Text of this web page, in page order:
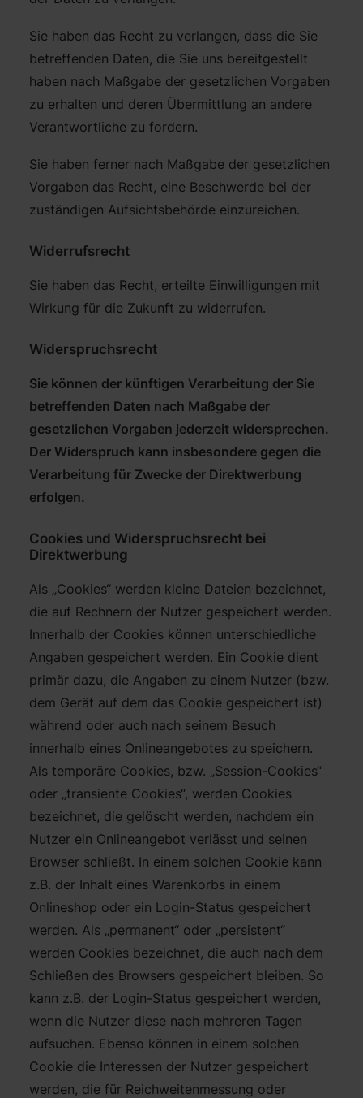
Sie haben das Recht zu verlangen, dass die Sie
betreffenden Daten, die Sie uns bereitgestellt
haben nach Maßgabe der gesetzlichen Vorgaben
zu erhalten und deren Übermittlung an andere
Verantwortliche zu fordern.
Sie haben ferner nach Maßgabe der gesetzlichen
Vorgaben das Recht, eine Beschwerde bei der
zuständigen Aufsichtsbehörde einzureichen.
Widerrufsrecht
Sie haben das Recht, erteilte Einwilligungen mit
Wirkung für die Zukunft zu widerrufen.
Widerspruchsrecht
Sie können der künftigen Verarbeitung der Sie
betreffenden Daten nach Maßgabe der
gesetzlichen Vorgaben jederzeit widersprechen.
Der Widerspruch kann insbesondere gegen die
Verarbeitung für Zwecke der Direktwerbung
erfolgen.
Cookies und Widerspruchsrecht bei
Direktwerbung
Als „Cookies“ werden kleine Dateien bezeichnet,
die auf Rechnern der Nutzer gespeichert werden.
Innerhalb der Cookies können unterschiedliche
Angaben gespeichert werden. Ein Cookie dient
primär dazu, die Angaben zu einem Nutzer (bzw.
dem Gerät auf dem das Cookie gespeichert ist)
während oder auch nach seinem Besuch
innerhalb eines Onlineangebotes zu speichern.
Als temporäre Cookies, bzw. „Session-Cookies“
oder „transiente Cookies“, werden Cookies
bezeichnet, die gelöscht werden, nachdem ein
Nutzer ein Onlineangebot verlässt und seinen
Browser schließt. In einem solchen Cookie kann
z.B. der Inhalt eines Warenkorbs in einem
Onlineshop oder ein Login-Status gespeichert
werden. Als „permanent“ oder „persistent“
werden Cookies bezeichnet, die auch nach dem
Schließen des Browsers gespeichert bleiben. So
kann z.B. der Login-Status gespeichert werden,
wenn die Nutzer diese nach mehreren Tagen
aufsuchen. Ebenso können in einem solchen
Cookie die Interessen der Nutzer gespeichert
werden, die für Reichweitenmessung oder